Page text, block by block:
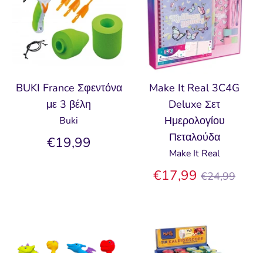
BUKI France Σφεντόνα
με 3 βέλη
Buki
€19,99
Make It Real 3C4G
Deluxe Σετ
Ημερολογίου
Πεταλούδα
Make It Real
€17,99 Κανονική
€24,99